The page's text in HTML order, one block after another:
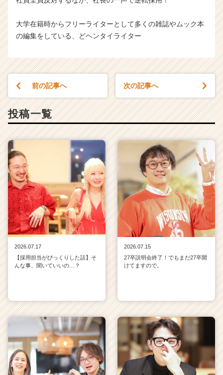
大学在籍時からフリーライターとして多くの雑誌やムック本
の編集をしている、どヘンタイライター
前の記事へ 次の記事へ
投稿一覧
2026.07.17
【採用担当がびっくりした話】そ
んな事、聞いていいの…？
2026.07.15
27卒説明会終了！でもまだ27卒開
けてますので。